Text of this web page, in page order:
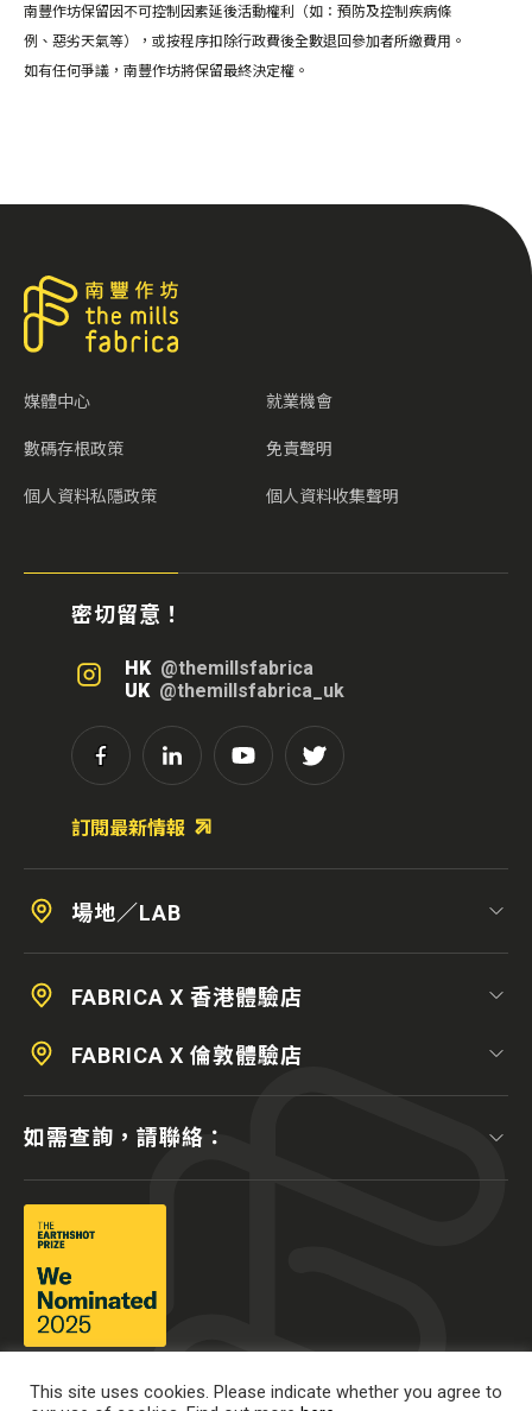
南豐作坊保留因不可控制因素延後活動權利（如：預防及控制疾病條
例、惡劣天氣等），或按程序扣除行政費後全數退回參加者所繳費用。
如有任何爭議，南豐作坊將保留最終決定權。
媒體中心 就業機會
數碼存根政策 免責聲明
個人資料私隱政策 個人資料收集聲明
密切留意！
HK @themillsfabrica
UK @themillsfabrica_uk
訂閱最新情報
場地／LAB
FABRICA X 香港體驗店
FABRICA X 倫敦體驗店
如需查詢，請聯絡：
This site uses cookies. Please indicate whether you agree to